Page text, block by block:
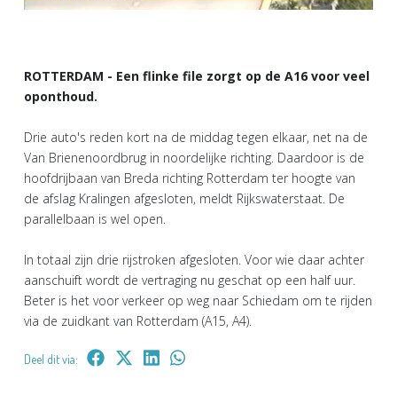
ROTTERDAM - Een flinke file zorgt op de A16 voor veel
oponthoud.
Drie auto's reden kort na de middag tegen elkaar, net na de
Van Brienenoordbrug in noordelijke richting. Daardoor is de
hoofdrijbaan van Breda richting Rotterdam ter hoogte van
de afslag Kralingen afgesloten, meldt Rijkswaterstaat. De
parallelbaan is wel open.
In totaal zijn drie rijstroken afgesloten. Voor wie daar achter
aanschuift wordt de vertraging nu geschat op een half uur.
Beter is het voor verkeer op weg naar Schiedam om te rijden
via de zuidkant van Rotterdam (A15, A4).
Deel dit via: